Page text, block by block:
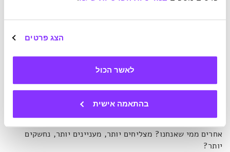
הצג פרטים
לאשר הכול
בהתאמה אישית
אאוטפיט מקטלוג, בדיוק כמו ההיא שמצליחה לשמור על כושר
גם עם ארבעה ילדים בבית; או הבחור שמבריק רעיונות ומתקדם
בתפקידים וזה שמנהל מערכות יחסים פתוחות, חי בקרוון
ומתפרנס מעבודה של שעתיים ביום בשיווק דיגיטלי. איך הם
אחרים ממי שאנחנו? מצליחים יותר, מעניינים יותר, נחשקים
יותר?